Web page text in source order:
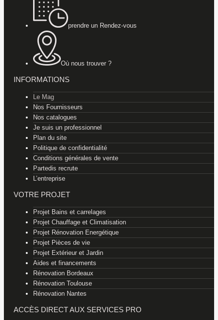
prendre un Rendez-vous
Où nous trouver ?
INFORMATIONS
Le Mag
Nos Fournisseurs
Nos catalogues
Je suis un professionnel
Plan du site
Politique de confidentialité
Conditions générales de vente
Partedis recrute
L’entreprise
VOTRE PROJET
Projet Bains et carrelages
Projet Chauffage et Climatisation
Projet Rénovation Energétique
Projet Pièces de vie
Projet Extérieur et Jardin
Aides et financements
Rénovation Bordeaux
Rénovation Toulouse
Rénovation Nantes
ACCÈS DIRECT AUX SERVICES PRO